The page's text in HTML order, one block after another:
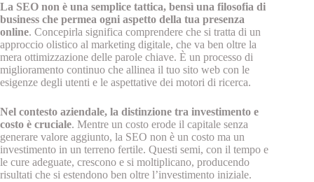
La SEO non è una semplice tattica, bensì una filosofia di
business che permea ogni aspetto della tua presenza
online. Concepirla significa comprendere che si tratta di un
approccio olistico al marketing digitale, che va ben oltre la
mera ottimizzazione delle parole chiave. È un processo di
miglioramento continuo che allinea il tuo sito web con le
esigenze degli utenti e le aspettative dei motori di ricerca.
Nel contesto aziendale, la distinzione tra investimento e
costo è cruciale. Mentre un costo erode il capitale senza
generare valore aggiunto, la SEO non è un costo ma un
investimento in un terreno fertile. Questi semi, con il tempo e
le cure adeguate, crescono e si moltiplicano, producendo
risultati che si estendono ben oltre l’investimento iniziale.